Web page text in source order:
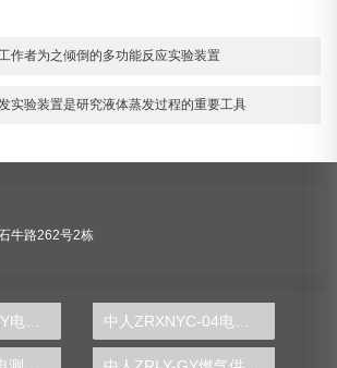
作者为之倾倒的多功能反应实验装置
实验装置是研究液体蒸发过程的重要工具
牛路262号2栋
中人ZRXNYC-GY电动车高压控制与充电实训台 中人ZRXNYC-04电动车制动能量回馈系统示教板